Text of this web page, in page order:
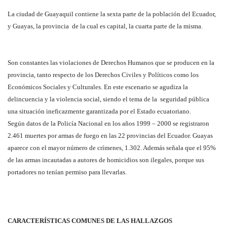
La ciudad de Guayaquil contiene la sexta parte de la población del Ecuador,
y Guayas, la provincia de la cual es capital, la cuarta parte de la misma.
Son constantes las violaciones de Derechos Humanos que se producen en la
provincia, tanto respecto de los Derechos Civiles y Políticos como los
Económicos Sociales y Culturales. En este escenario se agudiza la
delincuencia y la violencia social, siendo el tema de la seguridad pública
una situación ineficazmente garantizada por el Estado ecuatoriano.
Según datos de la Policía Nacional en los años 1999 – 2000 se registraron
2.461 muertes por armas de fuego en las 22 provincias del Ecuador. Guayas
aparece con el mayor número de crímenes, 1.302. Además señala que el 95%
de las armas incautadas a autores de homicidios son ilegales, porque sus
portadores no tenían permiso para llevarlas.
CARACTERÍSTICAS COMUNES DE LAS HALLAZGOS